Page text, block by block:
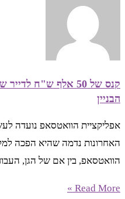
קנס של 50 אלף ש"ח
הבניין
אפליקציית הוואטסאפ נועדה
האחרונות נדמה שהיא הפכה
הוואטסאפ, בין אם של הגן,
Read More »